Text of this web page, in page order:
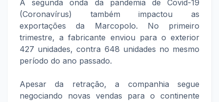
A segunda onda da pandemia de Covid-19
(Coronavírus) também impactou as
exportações da Marcopolo. No primeiro
trimestre, a fabricante enviou para o exterior
427 unidades, contra 648 unidades no mesmo
período do ano passado.
Apesar da retração, a companhia segue
negociando novas vendas para o continente